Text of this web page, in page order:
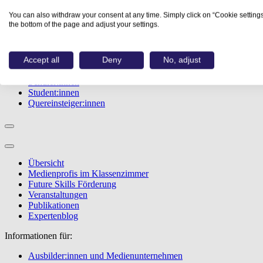
Studiengänge
Events
Berufstest
Informationen für:
Student:innen
Quereinsteiger:innen
Übersicht
Medienprofis im Klassenzimmer
Future Skills Förderung
Veranstaltungen
Publikationen
Expertenblog
Informationen für:
Ausbilder:innen und Medienunternehmen
You can also withdraw your consent at any time. Simply click on “Cookie
the bottom of the page and adjust your settings.
Accept all Deny No, adjust